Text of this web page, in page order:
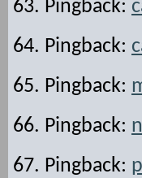
Pingback:
Pingback:
Pingback:
Pingback:
Pingback: